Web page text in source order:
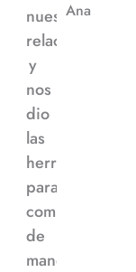
nuestra
relación
y
nos
dio
las
herramientas
para
comunicarnos
de
manera
Ana